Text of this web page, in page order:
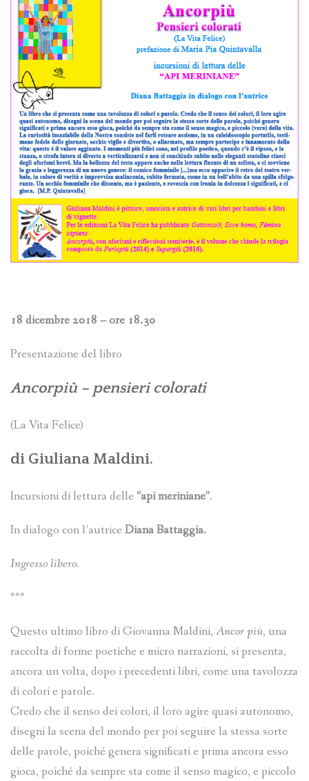
18 dicembre 2018 – ore 18.30
Presentazione del libro
Ancorpiù – pensieri colorati
(La Vita Felice)
di Giuliana Maldini.
Incursioni di lettura delle “api meriniane”.
In dialogo con l’autrice Diana Battaggia.
Ingresso libero.
***
Questo ultimo libro di Giovanna Maldini, Ancor più, una
raccolta di forme poetiche e micro narrazioni, si presenta,
ancora un volta, dopo i precedenti libri, come una tavolozza
di colori e parole.
Credo che il senso dei colori, il loro agire quasi autonomo,
disegni la scena del mondo per poi seguire la stessa sorte
delle parole, poiché genera significati e prima ancora esso
gioca, poiché da sempre sta come il senso magico, e piccolo